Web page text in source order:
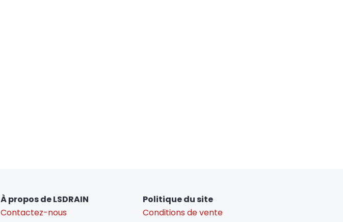
À propos de LSDRAIN
Contactez-nous
Politique du site
Conditions de vente